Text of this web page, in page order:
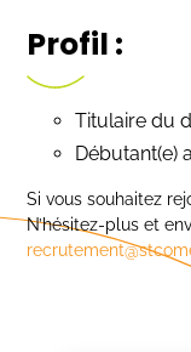
Profil :
Titulaire du
Débutant(e)
Si vous souhaitez
N’hésitez-plus et